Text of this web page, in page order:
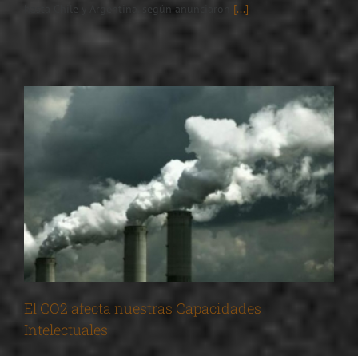
hasta Chile y Argentina, según anunciaron [...]
El CO2 afecta nuestras Capacidades
Intelectuales